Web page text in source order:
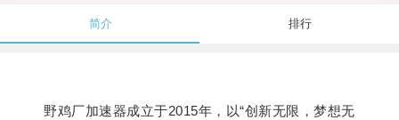
简介 排行
野鸡厂加速器成立于2015年，以“创新无限，梦想无